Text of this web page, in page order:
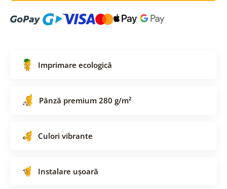
Imprimare ecologică
Pânză premium 280 g/m²
Culori vibrante
Instalare ușoară